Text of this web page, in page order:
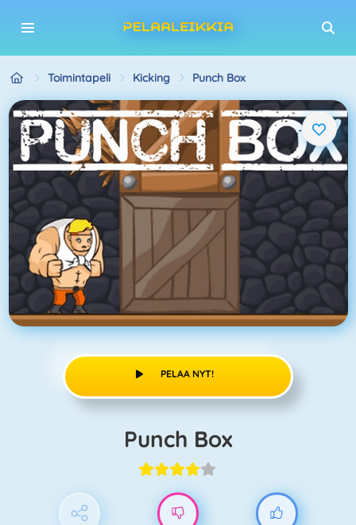
Toimintapeli Kicking Punch Box
PELAA NYT!
Punch Box